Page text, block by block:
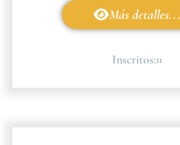
Más detalles...
Inscritos:11